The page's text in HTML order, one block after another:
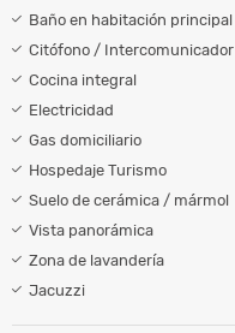
Baño en habitación principal
Citófono / Intercomunicador
Cocina integral
Electricidad
Gas domiciliario
Hospedaje Turismo
Suelo de cerámica / mármol
Vista panorámica
Zona de lavandería
Jacuzzi